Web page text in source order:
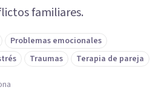
familiares.
Problemas emocionales
Traumas Terapia de pareja